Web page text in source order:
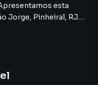
esta
Jorge, Pinheiral, RJ.
que ele